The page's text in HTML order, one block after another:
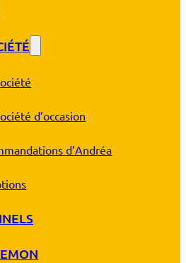
d’occasion
d’Andréa